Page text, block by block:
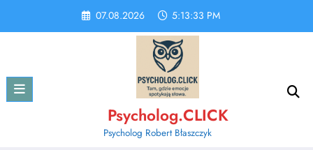
content
07.08.2026 5:13:33 PM
Psycholog.CLICK
Psycholog Robert Błaszczyk